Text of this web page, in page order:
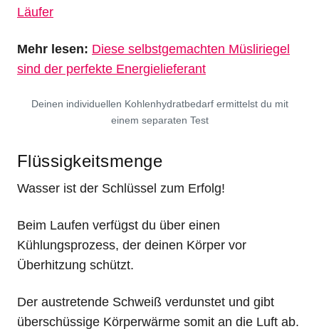
Läufer
Mehr lesen: Diese selbstgemachten Müsliriegel
sind der perfekte Energielieferant
Deinen individuellen Kohlenhydratbedarf ermittelst du mit
einem separaten Test
Flüssigkeitsmenge
Wasser ist der Schlüssel zum Erfolg!
Beim Laufen verfügst du über einen
Kühlungsprozess, der deinen Körper vor
Überhitzung schützt.
Der austretende Schweiß verdunstet und gibt
überschüssige Körperwärme somit an die Luft ab.